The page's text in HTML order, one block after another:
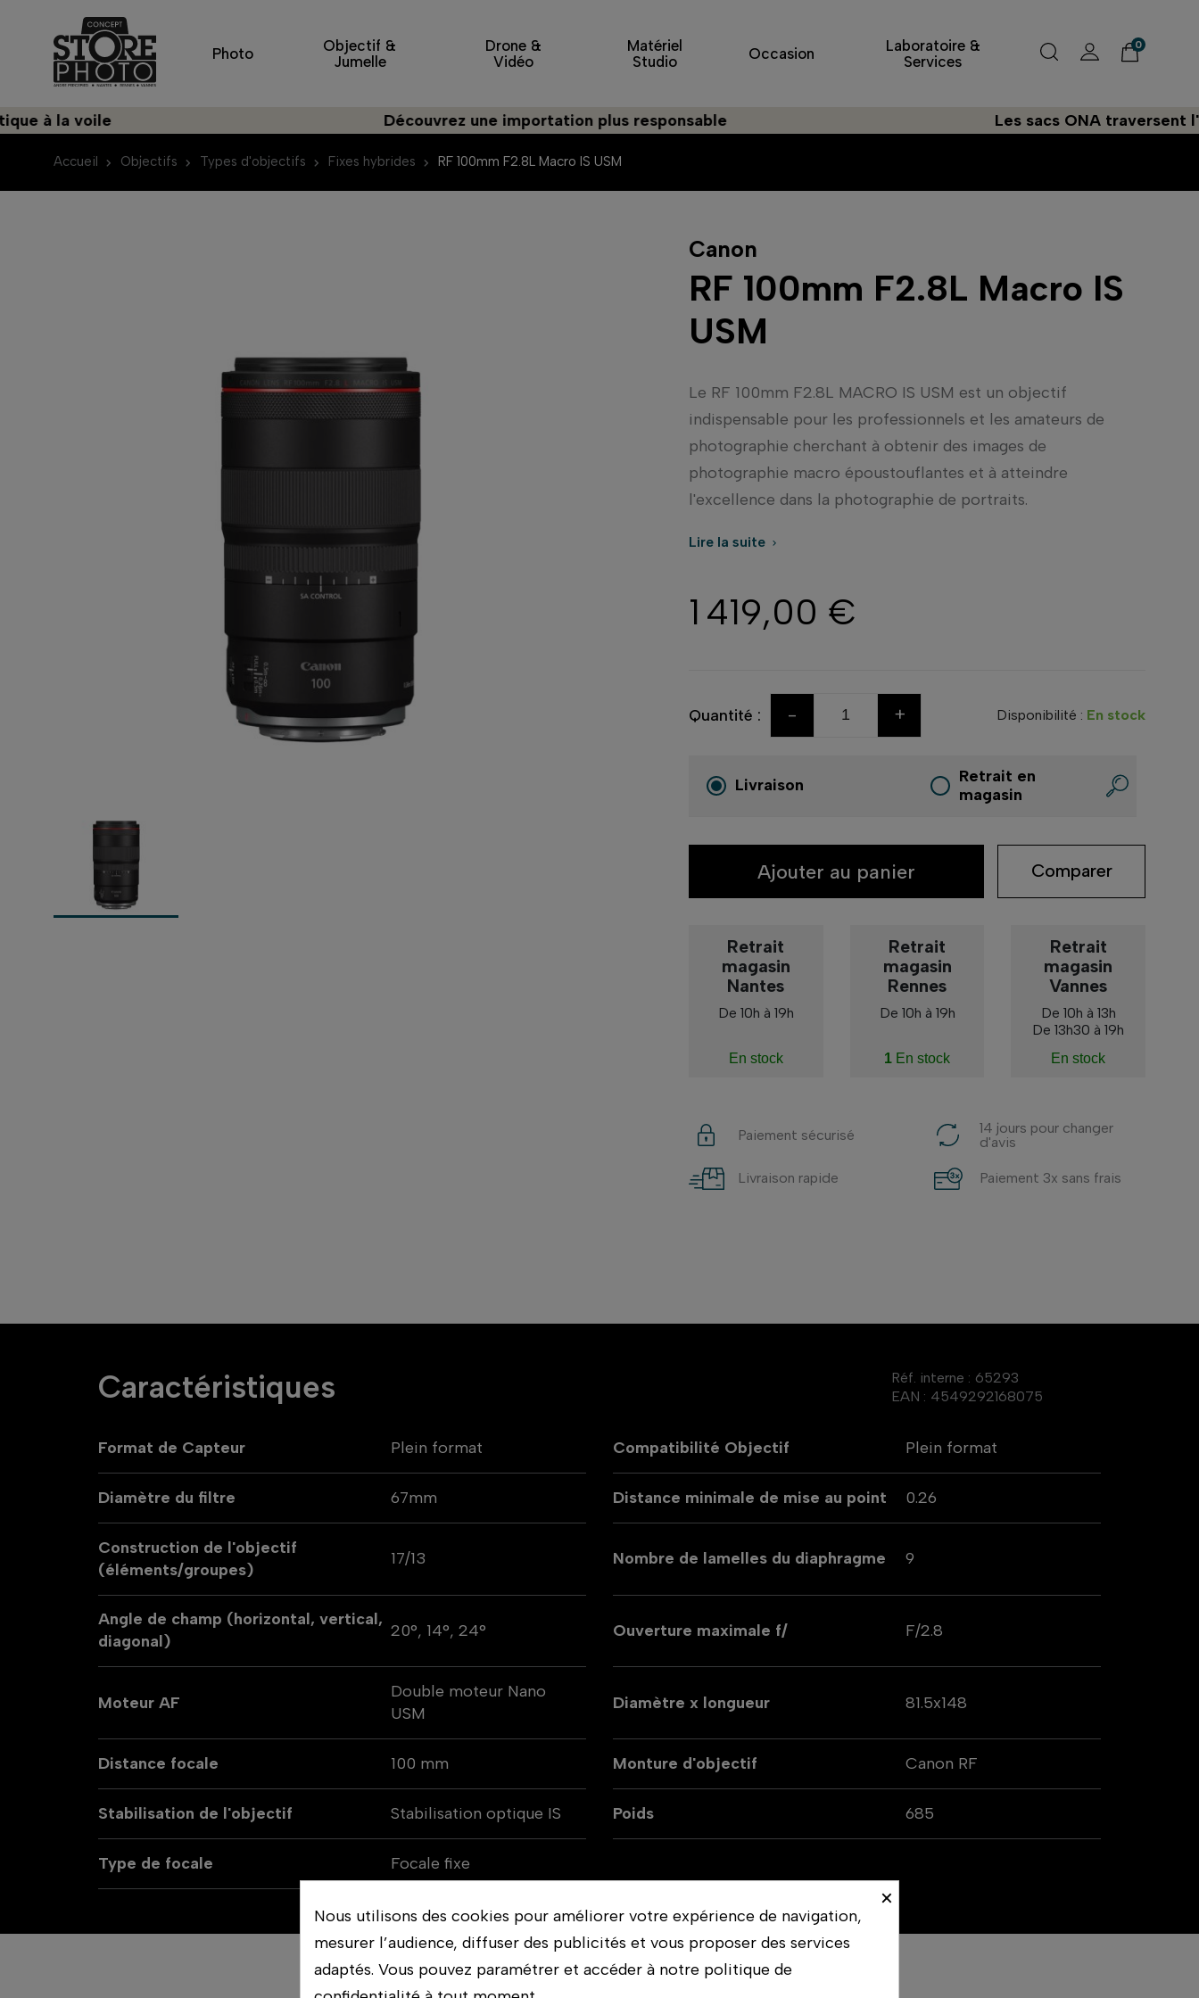
Photo
Objectif &
Jumelle
Drone &
Vidéo
Matériel
Studio
Occasion
Laboratoire &
Services
0
voile Découvrez une importation plus responsable Les sacs ONA traversent
Accueil Objectifs Types d'objectifs Fixes hybrides RF 100mm F2.8L Macro IS USM
Canon
RF 100mm F2.8L Macro IS
USM
Le RF 100mm F2.8L MACRO IS USM est un objectif
indispensable pour les professionnels et les amateurs de
photographie cherchant à obtenir des images de
photographie macro époustouflantes et à atteindre
l'excellence dans la photographie de portraits.
Lire la suite 
1 419,00 €
Quantité : - + Disponibilité : En stock
Livraison
Retrait en
magasin
Ajouter au panier Comparer
Retrait
magasin
Nantes
De 10h à 19h
En stock
Retrait
magasin
Rennes
De 10h à 19h
1 En stock
Retrait
magasin
Vannes
De 10h à 13h
De 13h30 à 19h
En stock
Paiement sécurisé
14 jours pour changer
d'avis
Livraison rapide Paiement 3x sans frais
Caractéristiques Réf. interne : 65293
EAN : 4549292168075
Format de Capteur Plein format Compatibilité Objectif Plein format
Diamètre du filtre 67mm Distance minimale de mise au point 0.26
Construction de l'objectif
(éléments/groupes)
17/13 Nombre de lamelles du diaphragme 9
Angle de champ (horizontal, vertical,
diagonal)
20°, 14°, 24° Ouverture maximale f/ F/2.8
Moteur AF
Double moteur Nano
USM
Diamètre x longueur 81.5x148
Distance focale 100 mm Monture d'objectif Canon RF
Stabilisation de l'objectif Stabilisation optique IS Poids 685
Type de focale Focale fixe
×
Nous utilisons des cookies pour améliorer votre expérience de navigation,
mesurer l’audience, diffuser des publicités et vous proposer des services
adaptés. Vous pouvez paramétrer et accéder à notre politique de